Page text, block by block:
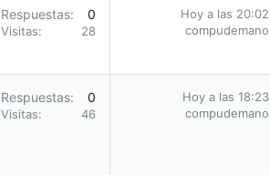
Respuestas 0
Visitas 28
Hoy a las 20:02
compudemano
Respuestas 0
Visitas 46
Hoy a las 18:23
compudemano